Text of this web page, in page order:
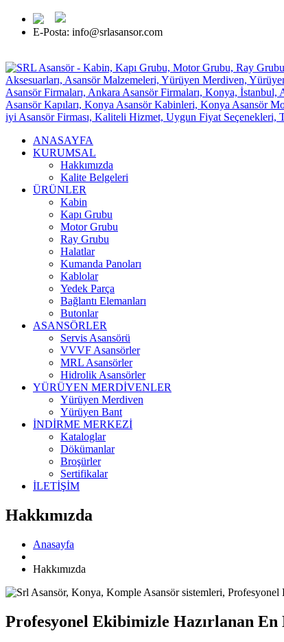
E-Posta: info@srlasansor.com
ANASAYFA
KURUMSAL
Hakkımızda
Kalite Belgeleri
ÜRÜNLER
Kabin
Kapı Grubu
Motor Grubu
Ray Grubu
Halatlar
Kumanda Panoları
Kablolar
Yedek Parça
Bağlantı Elemanları
Butonlar
ASANSÖRLER
Servis Asansörü
VVVF Asansörler
MRL Asansörler
Hidrolik Asansörler
YÜRÜYEN MERDİVENLER
Yürüyen Merdiven
Yürüyen Bant
İNDİRME MERKEZİ
Kataloglar
Dökümanlar
Broşürler
Sertifikalar
İLETİŞİM
Hakkımızda
Anasayfa
Hakkımızda
Profesyonel Ekibimizle Hazırlanan